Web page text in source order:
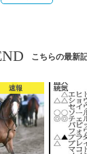
こちらの最新
速報